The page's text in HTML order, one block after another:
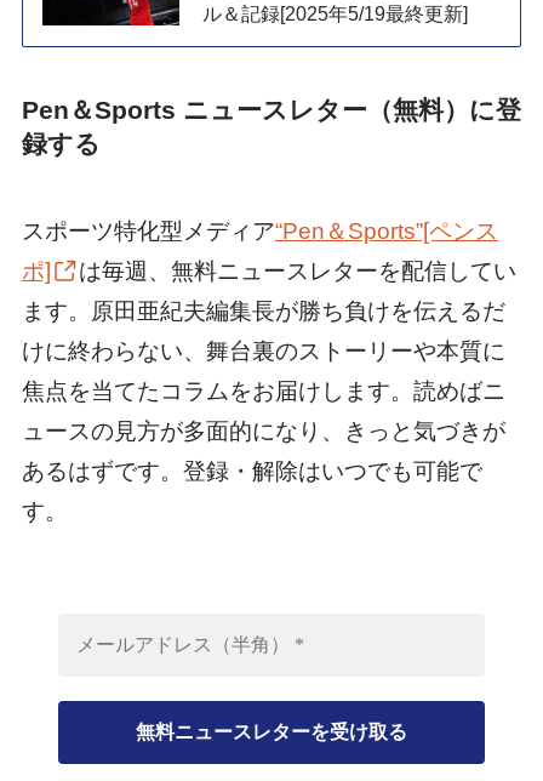
ル＆記録[2025年5/19最終更新]
Pen＆Sports ニュースレター（無料）に登
録する
スポーツ特化型メディア“Pen＆Sports”[ペンス
ポ]
は毎週、無料ニュースレターを配信してい
ます。原田亜紀夫編集長が勝ち負けを伝えるだ
けに終わらない、舞台裏のストーリーや本質に
焦点を当てたコラムをお届けします。読めばニ
ュースの見方が多面的になり、きっと気づきが
あるはずです。登録・解除はいつでも可能で
す。